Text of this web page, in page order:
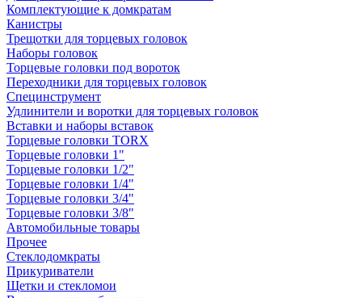
Комплектующие к домкратам
Канистры
Трещотки для торцевых головок
Наборы головок
Торцевые головки под вороток
Переходники для торцевых головок
Специнструмент
Удлинители и воротки для торцевых головок
Вставки и наборы вставок
Торцевые головки TORX
Торцевые головки 1"
Торцевые головки 1/2"
Торцевые головки 1/4"
Торцевые головки 3/4"
Торцевые головки 3/8"
Автомобильные товары
Прочее
Стеклодомкраты
Прикуриватели
Щетки и стекломои